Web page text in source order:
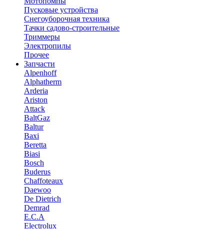
Пусковые устройства
Снегоуборочная техника
Тачки садово-строительные
Триммеры
Электропилы
Прочее
Запчасти
Alpenhoff
Alphatherm
Arderia
Ariston
Attack
BaltGaz
Baltur
Baxi
Beretta
Biasi
Bosch
Buderus
Chaffoteaux
Daewoo
De Dietrich
Demrad
E.C.A
Electrolux